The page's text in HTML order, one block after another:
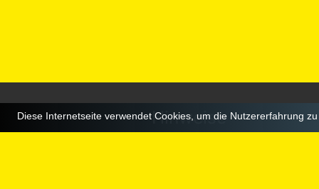
Hinweise
Diese Internetseite verwendet Cookies, um die Nutzererfahrung